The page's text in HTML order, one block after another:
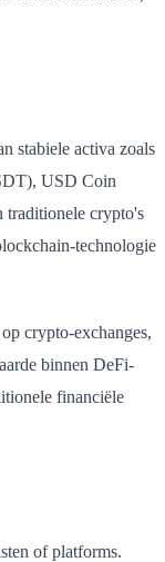
stabiele activa zoals
USD Coin
crypto's
technologie
crypto-exchanges,
binnen DeFi-
financiële
of platforms.